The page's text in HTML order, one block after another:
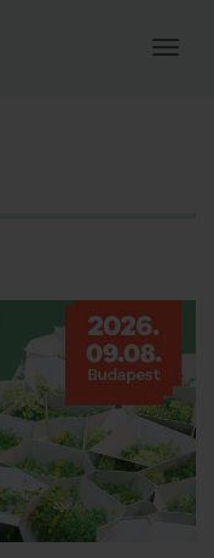
Menü